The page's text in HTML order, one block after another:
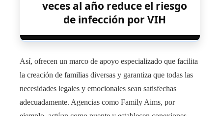
veces al año reduce el riesgo
de infección por VIH
Así, ofrecen un marco de apoyo especializado que facilita
la creación de familias diversas y garantiza que todas las
necesidades legales y emocionales sean satisfechas
adecuadamente. Agencias como Family Aims, por